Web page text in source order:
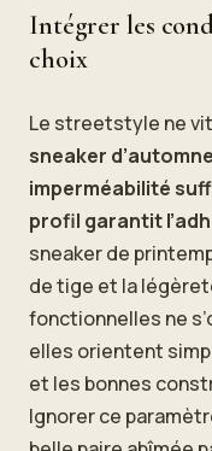
Intégrer les
choix
Le streetstyle ne
sneaker
imperméabilité
profil garantit
sneaker de
de tige et la
fonctionnelles ne
elles orientent
et les bonnes
Ignorer ce